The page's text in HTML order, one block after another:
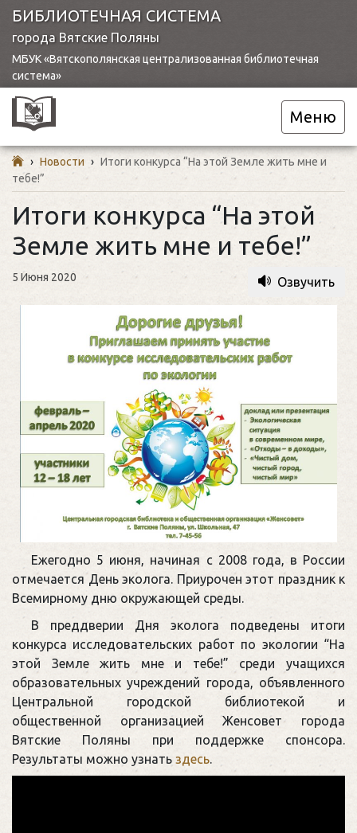
БИБЛИОТЕЧНАЯ СИСТЕМА
города Вятские Поляны
МБУК «Вятскополянская централизованная библиотечная
система»
Меню
› Новости › Итоги конкурса “На этой Земле жить мне и
тебе!”
Итоги конкурса “На этой
Земле жить мне и тебе!”
5 Июня 2020 Озвучить
Ежегодно 5 июня, начиная с 2008 года, в России
отмечается День эколога. Приурочен этот праздник к
Всемирному дню окружающей среды.
В преддверии Дня эколога подведены итоги
конкурса исследовательских работ по экологии “На
этой Земле жить мне и тебе!” среди учащихся
образовательных учреждений города, объявленного
Центральной городской библиотекой и
общественной организацией Женсовет города
Вятские Поляны при поддержке спонсора.
Результаты можно узнать здесь